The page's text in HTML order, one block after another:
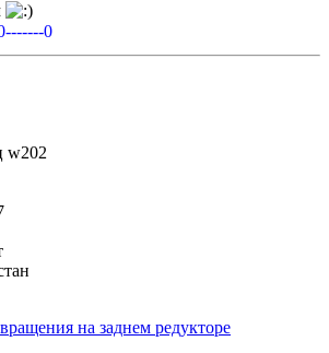
0
w202
на заднем редукторе